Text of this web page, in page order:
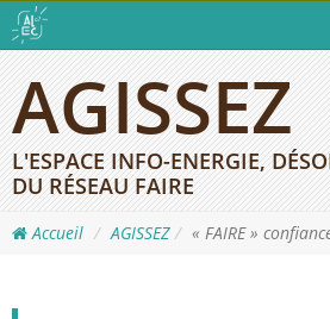
AGISSEZ
L'ESPACE INFO-ENERGIE,
DU RÉSEAU FAIRE
Accueil AGISSEZ « FAIRE »